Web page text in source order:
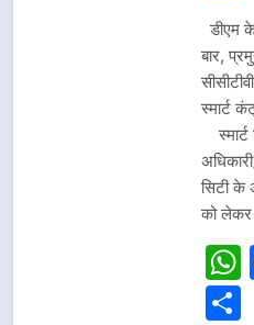
डीएम
बार,
स्मार्ट
स्मार्ट
सिटी के
को लेकर